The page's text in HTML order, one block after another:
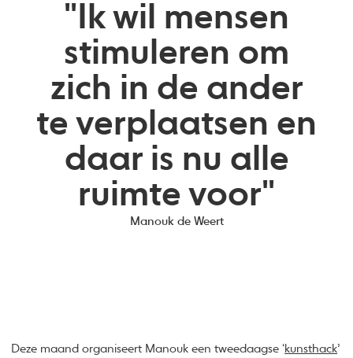
"Ik wil mensen
stimuleren om
zich in de ander
te verplaatsen en
daar is nu alle
ruimte voor"
Manouk de Weert
Deze maand organiseert Manouk een tweedaagse ‘kunsthack’